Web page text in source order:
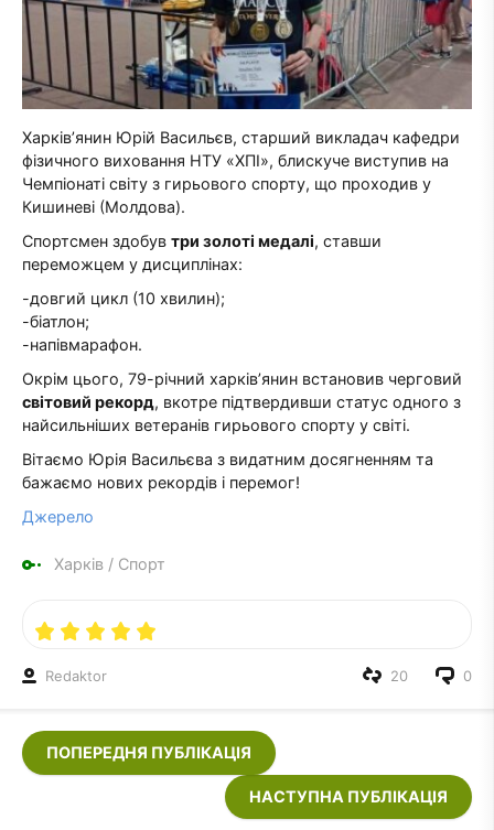
Харків’янин Юрій Васильєв, старший викладач кафедри
фізичного виховання НТУ «ХПІ», блискуче виступив на
Чемпіонаті світу з гирьового спорту, що проходив у
Кишиневі (Молдова).
Спортсмен здобув три золоті медалі, ставши
переможцем у дисциплінах:
-довгий цикл (10 хвилин);
-біатлон;
-напівмарафон.
Окрім цього, 79-річний харків’янин встановив черговий
світовий рекорд, вкотре підтвердивши статус одного з
найсильніших ветеранів гирьового спорту у світі.
Вітаємо Юрія Васильєва з видатним досягненням та
бажаємо нових рекордів і перемог!
Джерело
Харків / Спорт
Redaktor 0
20
ПОПЕРЕДНЯ ПУБЛІКАЦІЯ
НАСТУПНА ПУБЛІКАЦІЯ